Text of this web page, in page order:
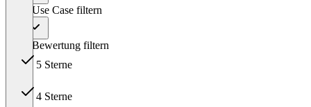
Nach Use Case filtern
Nach Bewertung filtern
5 Sterne
4 Sterne